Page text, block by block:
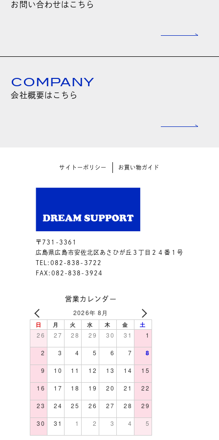
お問い合わせはこちら
COMPANY
会社概要はこちら
サイトーポリシー お買い物ガイド
〒731-3361
広島県広島市安佐北区あさひが丘３丁目２４番１号
TEL:082-838-3722
FAX:082-838-3924
営業カレンダー
2026年 8月
日 月 火 水 木 金 土
26 27 28 29 30 31 1
2 3 4 5 6 7 8
9 10 11 12 13 14 15
16 17 18 19 20 21 22
23 24 25 26 27 28 29
30 31 1 2 3 4 5